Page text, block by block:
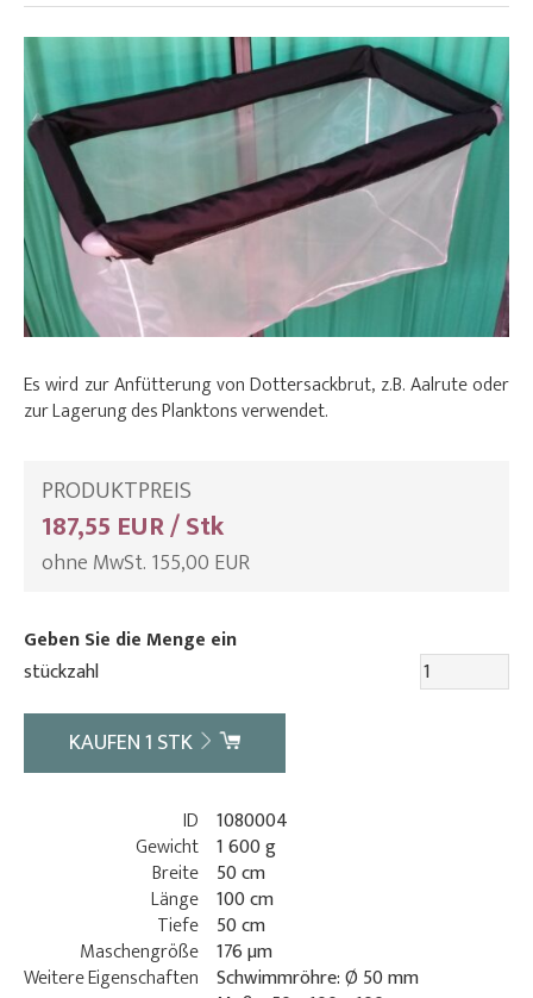
Es wird zur Anfütterung von Dottersackbrut, z.B. Aalrute oder
zur Lagerung des Planktons verwendet.
PRODUKTPREIS
187,55 EUR / Stk
ohne MwSt. 155,00 EUR
Geben Sie die Menge ein
stückzahl
KAUFEN1 STK
ID 1080004
Gewicht 1 600 g
Breite 50 cm
Länge 100 cm
Tiefe 50 cm
Maschengröße 176 µm
Weitere Eigenschaften Schwimmröhre: Ø 50 mm